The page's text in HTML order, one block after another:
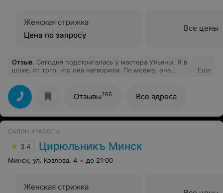
Женская стрижка
Цена по запросу
Все цены
Отзыв. Сегодня подстригалась у мастера Ульяны. Я в
шоке, от того, что она натворила. По моему, она
Еще
Отзывы266 Все адреса
САЛОН КРАСОТЫ
3.4 Цирюльникъ Минск
Минск, ул. Козлова, 4 до 21:00
Женская стрижка